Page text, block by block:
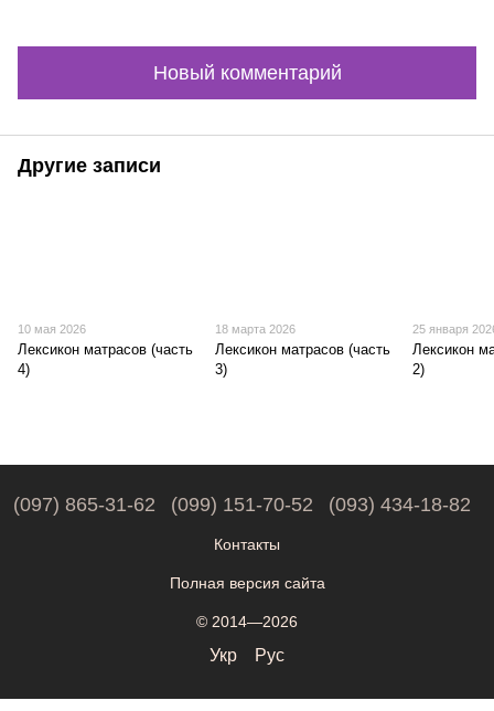
Новый комментарий
Другие записи
10 мая 2026
Лексикон матрасов (часть
4)
18 марта 2026
Лексикон матрасов (часть
3)
25 января
Лексикон
2)
(097) 865-31-62 (099) 151-70-52 (093) 434-18-82
Контакты
Полная версия сайта
© 2014—2026
Укр Рус